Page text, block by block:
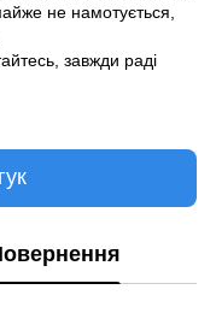
не намотується,
завжди раді